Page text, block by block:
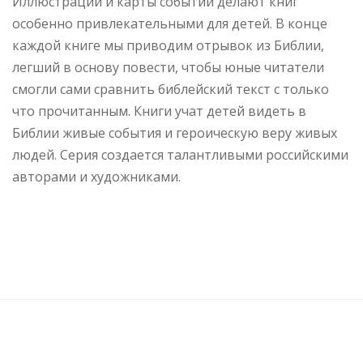
особенно привлекательными для детей. В конце
каждой книге мы приводим отрывок из Библии,
легший в основу повести, чтобы юные читатели
смогли сами сравнить библейский текст с только
что прочитанным. Книги учат детей видеть в
Библии живые события и героическую веру живых
людей. Серия создается талантливыми российскими
авторами и художниками.